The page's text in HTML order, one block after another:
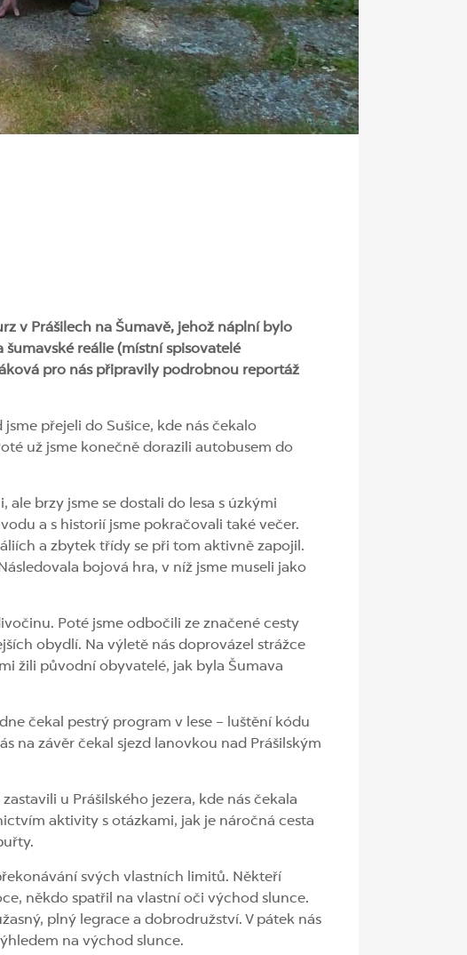
v Prášilech na Šumavě, jehož náplní bylo
reálie (místní spisovatelé
pro nás připravily podrobnou reportáž
přejeli do Sušice, kde nás čekalo
už jsme konečně dorazili autobusem do
ale brzy jsme se dostali do lesa s úzkými
a s historií jsme pokračovali také večer.
a zbytek třídy se při tom aktivně zapojil.
bojová hra, v níž jsme museli jako
Poté jsme odbočili ze značené cesty
obydlí. Na výletě nás doprovázel strážce
žili původní obyvatelé, jak byla Šumava
čekal pestrý program v lese – luštění kódu
na závěr čekal sjezd lanovkou nad Prášilským
u Prášilského jezera, kde nás čekala
aktivity s otázkami, jak je náročná cesta
svých vlastních limitů. Někteří
někdo spatřil na vlastní oči východ slunce.
plný legrace a dobrodružství. V pátek nás
na východ slunce.